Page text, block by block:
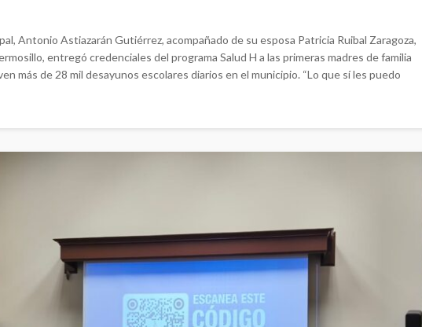
Antonio Astiazarán Gutiérrez, acompañado de su esposa Patricia Ruibal Zaragoza,
entregó credenciales del programa Salud H a las primeras madres de familia
más de 28 mil desayunos escolares diarios en el municipio. “Lo que sí les puedo